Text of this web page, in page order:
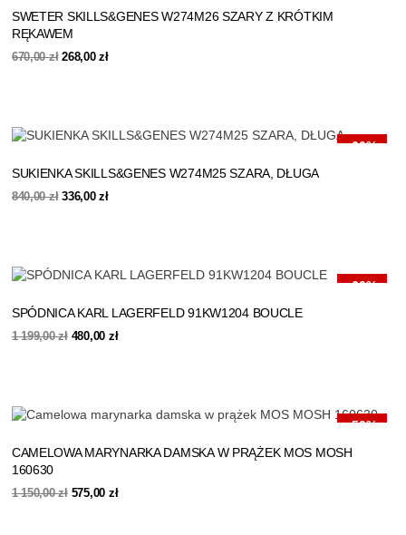
SWETER SKILLS&GENES W274M26 SZARY Z KRÓTKIM
RĘKAWEM
670,00zł Pierwotna
268,00złAktualna
-60%
SUKIENKA SKILLS&GENES W274M25 SZARA, DŁUGA
840,00zł Pierwotna
336,00złAktualna
-60%
SPÓDNICA KARL LAGERFELD 91KW1204 BOUCLE
1 199,00zł Pierwotna
480,00 złAktualna
-50%
CAMELOWA MARYNARKA DAMSKA W PRĄŻEK MOS MOSH
160630
1 150,00zł Pierwotna
575,00 złAktualna